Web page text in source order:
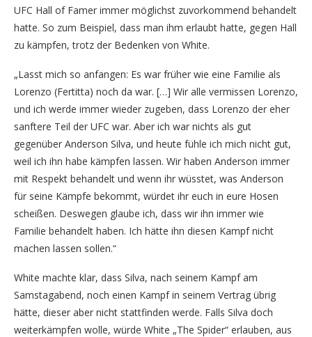
UFC Hall of Famer immer möglichst zuvorkommend behandelt
hatte. So zum Beispiel, dass man ihm erlaubt hatte, gegen Hall
zu kämpfen, trotz der Bedenken von White.
„Lasst mich so anfangen: Es war früher wie eine Familie als
Lorenzo (Fertitta) noch da war. […] Wir alle vermissen Lorenzo,
und ich werde immer wieder zugeben, dass Lorenzo der eher
sanftere Teil der UFC war. Aber ich war nichts als gut
gegenüber Anderson Silva, und heute fühle ich mich nicht gut,
weil ich ihn habe kämpfen lassen. Wir haben Anderson immer
mit Respekt behandelt und wenn ihr wüsstet, was Anderson
für seine Kämpfe bekommt, würdet ihr euch in eure Hosen
scheißen. Deswegen glaube ich, dass wir ihn immer wie
Familie behandelt haben. Ich hätte ihn diesen Kampf nicht
machen lassen sollen.“
White machte klar, dass Silva, nach seinem Kampf am
Samstagabend, noch einen Kampf in seinem Vertrag übrig
hätte, dieser aber nicht stattfinden werde. Falls Silva doch
weiterkämpfen wolle, würde White „The Spider“ erlauben, aus